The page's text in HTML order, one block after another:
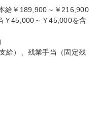
給￥189,900～￥216,900
￥45,000～￥45,000を含
給）、残業手当（固定残